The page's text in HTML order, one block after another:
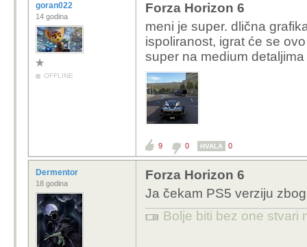
goran022
14 godina
OFFLINE
Forza Horizon 6
meni je super. dlična
ispoliranost, igrat će se
super na medium
9 0 HVALA 0
Dermentor
18 godina
Forza Horizon 6
Ja čekam PS5 verziju
Bolje biti bez one stvari